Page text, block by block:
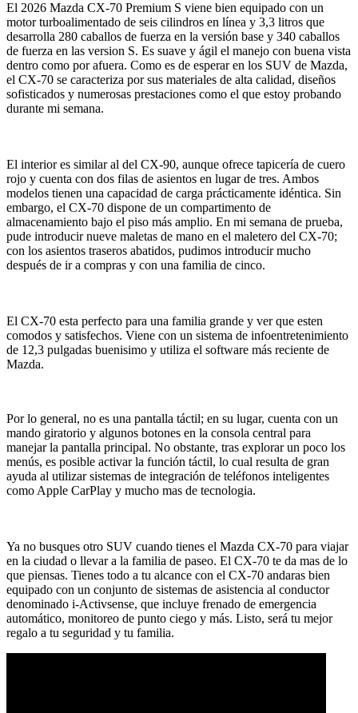
El 2026 Mazda CX-70 Premium S viene bien equipado con un
motor turboalimentado de seis cilindros en línea y 3,3 litros que
desarrolla 280 caballos de fuerza en la versión base y 340 caballos
de fuerza en las version S. Es suave y ágil el manejo con buena vista
dentro como por afuera. Como es de esperar en los SUV de Mazda,
el CX-70 se caracteriza por sus materiales de alta calidad, diseños
sofisticados y numerosas prestaciones como el que estoy probando
durante mi semana.
El interior es similar al del CX-90, aunque ofrece tapicería de cuero
rojo y cuenta con dos filas de asientos en lugar de tres. Ambos
modelos tienen una capacidad de carga prácticamente idéntica. Sin
embargo, el CX-70 dispone de un compartimento de
almacenamiento bajo el piso más amplio. En mi semana de prueba,
pude introducir nueve maletas de mano en el maletero del CX-70;
con los asientos traseros abatidos, pudimos introducir mucho
después de ir a compras y con una familia de cinco.
El CX-70 esta perfecto para una familia grande y ver que esten
comodos y satisfechos. Viene con un sistema de infoentretenimiento
de 12,3 pulgadas buenisimo y utiliza el software más reciente de
Mazda.
Por lo general, no es una pantalla táctil; en su lugar, cuenta con un
mando giratorio y algunos botones en la consola central para
manejar la pantalla principal. No obstante, tras explorar un poco los
menús, es posible activar la función táctil, lo cual resulta de gran
ayuda al utilizar sistemas de integración de teléfonos inteligentes
como Apple CarPlay y mucho mas de tecnologia.
Ya no busques otro SUV cuando tienes el Mazda CX-70 para viajar
en la ciudad o llevar a la familia de paseo. El CX-70 te da mas de lo
que piensas. Tienes todo a tu alcance con el CX-70 andaras bien
equipado con un conjunto de sistemas de asistencia al conductor
denominado i-Activsense, que incluye frenado de emergencia
automático, monitoreo de punto ciego y más. Listo, será tu mejor
regalo a tu seguridad y tu familia.